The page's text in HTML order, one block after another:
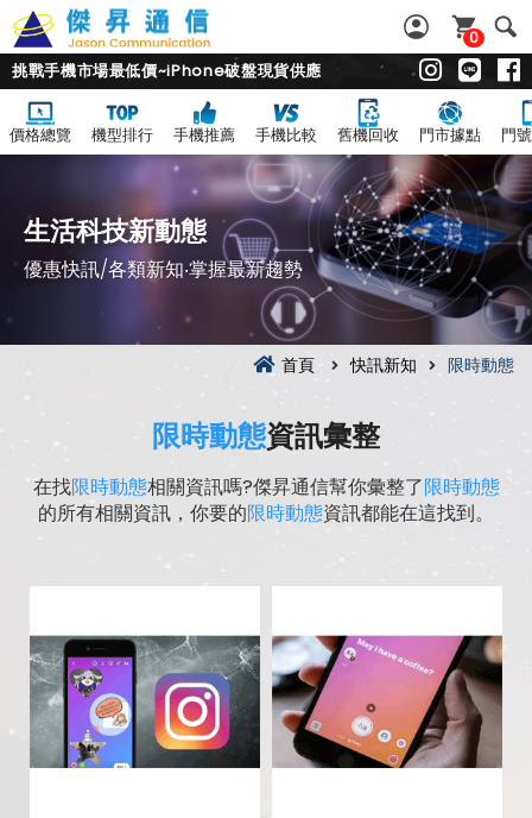
0
挑戰手機市場最低價~iPhone破盤現貨供應
價格總覽 機型排行 手機推薦 手機比較 舊機回收 門市據點 門
生活科技新動態
優惠快訊/各類新知‧掌握最新趨勢
首頁 快訊新知 限時動態
限時動態資訊彙整
在找限時動態相關資訊嗎?傑昇通信幫你彙整了限時動態
的所有相關資訊，你要的限時動態資訊都能在這找到。